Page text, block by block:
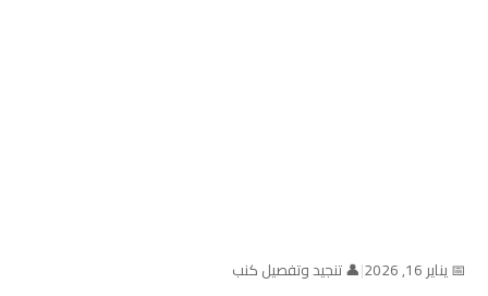
📅 يناير 16, 2026 |👤 تنجيد وتفصيل كنب